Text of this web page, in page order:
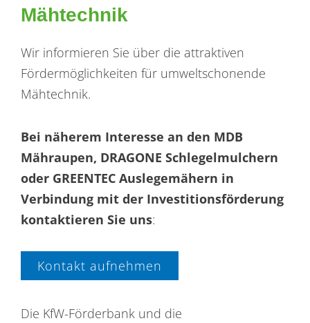
Mähtechnik
Wir informieren Sie über die attraktiven
Fördermöglichkeiten für umweltschonende
Mähtechnik.
Bei näherem Interesse an den MDB
Mähraupen, DRAGONE Schlegelmulchern
oder GREENTEC Auslegemähern in
Verbindung mit der Investitionsförderung
kontaktieren Sie uns:
Kontakt aufnehmen
Die KfW-Förderbank und die